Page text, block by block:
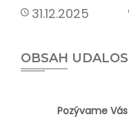
31.12.2025
OBSAH
Pozývame